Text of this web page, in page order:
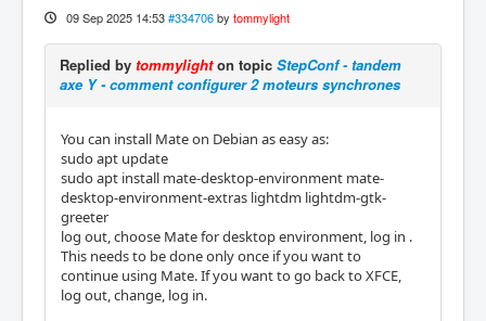
09 Sep 2025 14:53 #334706 by tommylight
Replied by tommylighton topic StepConf - tandem
axe Y - comment configurer 2 moteurs synchrones
You can install Mate on Debian as easy as:
sudo apt update
sudo apt install mate-desktop-environment mate-
desktop-environment-extras lightdm lightdm-gtk-
greeter
log out, choose Mate for desktop environment, log in .
This needs to be done only once if you want to
continue using Mate. If you want to go back to XFCE,
log out, change, log in.